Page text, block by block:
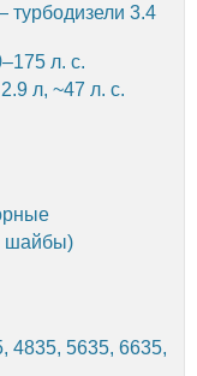
турбодизели 3.4
л. с.
л, ~47 л. с.
шайбы)
4835, 5635, 6635,